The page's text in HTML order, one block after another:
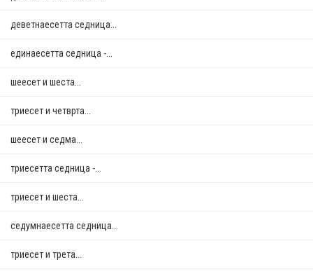
деветнаесетта седница...
единаесетта седница -...
шеесет и шеста...
триесет и четврта...
шеесет и седма...
триесетта седница -...
триесет и шеста...
седумнаесетта седница...
триесет и трета...